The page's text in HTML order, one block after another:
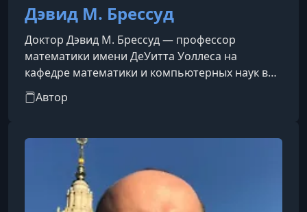
Дэвид М. Брессуд
Доктор Дэвид М. Брессуд — профессор
математики имени ДеУитта Уоллеса на
кафедре математики и компьютерных наук в
колледже Макалестер. Он получил степень
бакалавра по математике в колледже
философии по математике в университете
Темпл.Профессор Брессуд имеет богатый опыт
преподавания математики студентам всех
уровней. До получения докторской степени,
будучи волонтёром Корпуса мира, он
Автор